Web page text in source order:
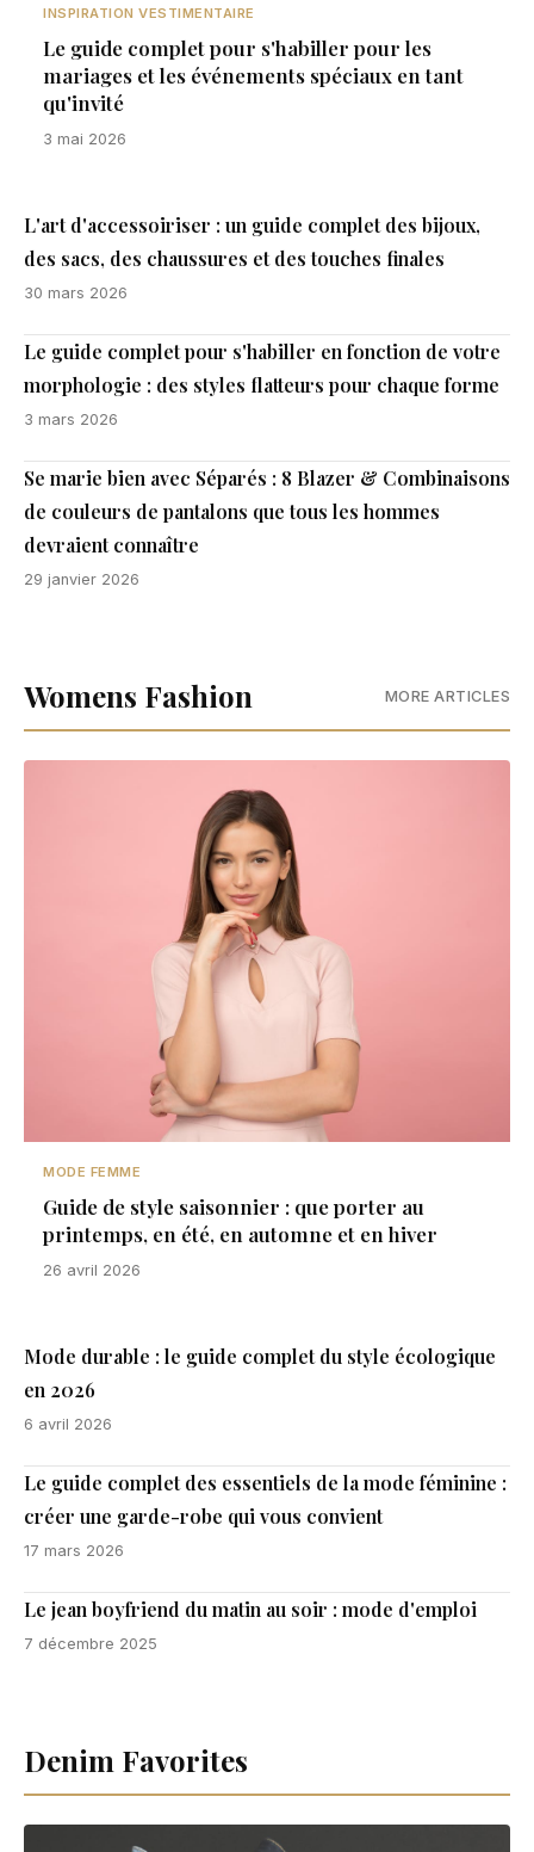
INSPIRATION VESTIMENTAIRE
Le guide complet pour s'habiller pour les
mariages et les événements spéciaux en tant
qu'invité
3 mai 2026
L'art d'accessoiriser : un guide complet des bijoux,
des sacs, des chaussures et des touches finales
30 mars 2026
Le guide complet pour s'habiller en fonction de votre
morphologie : des styles flatteurs pour chaque forme
3 mars 2026
Se marie bien avec Séparés : 8 Blazer & Combinaisons
de couleurs de pantalons que tous les hommes
devraient connaître
29 janvier 2026
Womens Fashion MORE ARTICLES
MODE FEMME
Guide de style saisonnier : que porter au
printemps, en été, en automne et en hiver
26 avril 2026
Mode durable : le guide complet du style écologique
en 2026
6 avril 2026
Le guide complet des essentiels de la mode féminine :
créer une garde-robe qui vous convient
17 mars 2026
Le jean boyfriend du matin au soir : mode d'emploi
7 décembre 2025
Denim Favorites